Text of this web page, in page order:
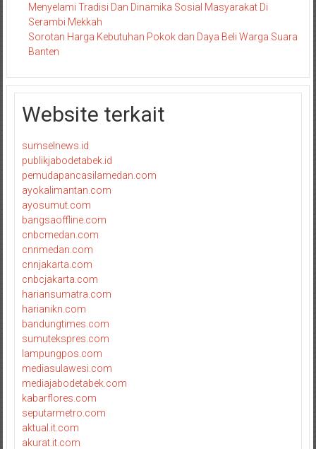
Menyelami Tradisi Dan Dinamika Sosial Masyarakat Di
Serambi Mekkah
Sorotan Harga Kebutuhan Pokok dan Daya Beli Warga Suara
Banten
Website terkait
sumselnews.id
publikjabodetabek.id
pemudapancasilamedan.com
ayokalimantan.com
ayosumut.com
bangsaoffline.com
cnbcmedan.com
cnnmedan.com
cnnjakarta.com
cnbcjakarta.com
hariansumatra.com
harianikn.com
bandungtimes.com
sumutekspres.com
lampungpos.com
mediasulawesi.com
mediajabodetabek.com
kabarflores.com
seputarmetro.com
aktual.it.com
akurat.it.com